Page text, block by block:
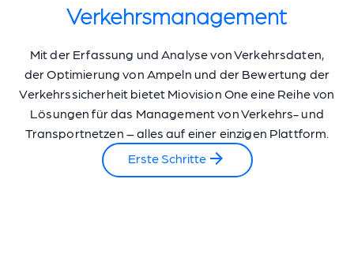
Verkehrsmanagement
Mit der Erfassung und Analyse von Verkehrsdaten,
der Optimierung von Ampeln und der Bewertung der
Verkehrssicherheit bietet Miovision One eine Reihe von
Lösungen für das Management von Verkehrs- und
Transportnetzen – alles auf einer einzigen Plattform.
Erste Schritte